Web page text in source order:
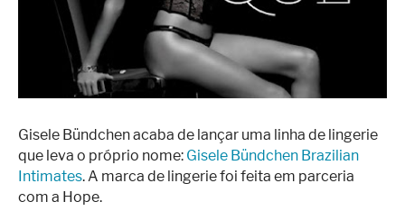
Superação
Fisiculturismo
Anabolizantes
Suplementação
Alimentação
Treino
Gisele Bündchen acaba de lançar uma linha de lingerie
que leva o próprio nome: Gisele Bündchen Brazilian
Intimates. A marca de lingerie foi feita em parceria
com a Hope.